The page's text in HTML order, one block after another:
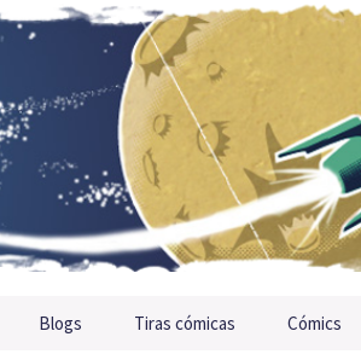
Blogs Tiras cómicas Cómics